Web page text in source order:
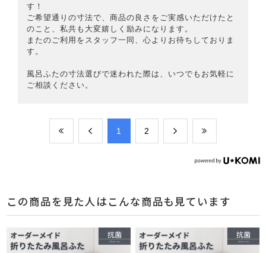
す！
ご希望通りの寸法で、商品の良さをご実感いただけたと
のこと、私共も大変嬉しく励みになります。
またのご利用をスタッフ一同、心よりお待ちしておりま
す。
風呂ふたの寸法選びで迷われた際は、いつでもお気軽に
ご相談ください。
​1 ​2
この商品を見た人はこんな商品も見ています